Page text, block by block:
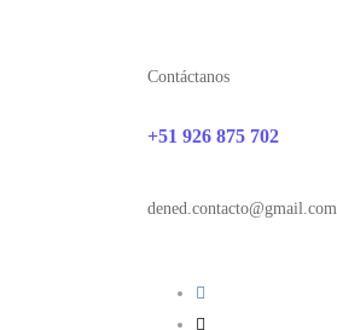
Contáctanos
+51 926 875 702
dened.contacto@gmail.com